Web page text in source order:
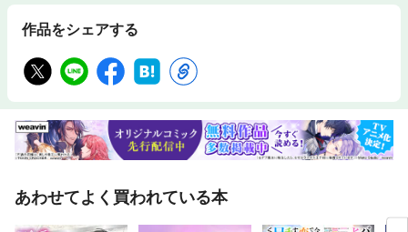
作品をシェアする
あわせてよく買われている本